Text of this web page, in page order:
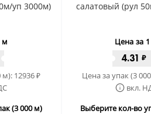
уп 3000м)
м
м): 12936₽
(3 000 м)
салатовый (рул
Цена за
4.31 ₽
Цена за упак (3
вкл.
Выберите кол-во